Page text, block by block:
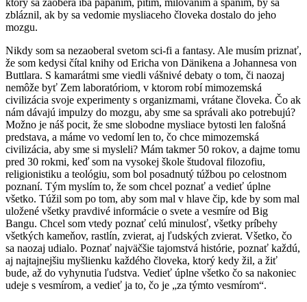
ktorý sa zaoberá iba papaním, pitím, milovaním a spaním, by sa
zbláznil, ak by sa vedomie mysliaceho človeka dostalo do jeho
mozgu.
Nikdy som sa nezaoberal svetom sci-fi a fantasy. Ale musím priznať,
že som kedysi čítal knihy od Ericha von Dänikena a Johannesa von
Buttlara. S kamarátmi sme viedli vášnivé debaty o tom, či naozaj
nemôže byť Zem laboratóriom, v ktorom robí mimozemská
civilizácia svoje experimenty s organizmami, vrátane človeka. Čo ak
nám dávajú impulzy do mozgu, aby sme sa správali ako potrebujú?
Možno je náš pocit, že sme slobodne mysliace bytosti len falošná
predstava, a máme vo vedomí len to, čo chce mimozemská
civilizácia, aby sme si mysleli? Mám takmer 50 rokov, a dajme tomu
pred 30 rokmi, keď som na vysokej škole študoval filozofiu,
religionistiku a teológiu, som bol posadnutý túžbou po celostnom
poznaní. Tým myslím to, že som chcel poznať a vedieť úplne
všetko. Túžil som po tom, aby som mal v hlave čip, kde by som mal
uložené všetky pravdivé informácie o svete a vesmíre od Big
Bangu. Chcel som vtedy poznať celú minulosť, všetky príbehy
všetkých kameňov, rastlín, zvierat, aj ľudských zvierat. Všetko, čo
sa naozaj udialo. Poznať najväčšie tajomstvá histórie, poznať každú,
aj najtajnejšiu myšlienku každého človeka, ktorý kedy žil, a žiť
bude, až do vyhynutia ľudstva. Vedieť úplne všetko čo sa nakoniec
udeje s vesmírom, a vedieť ja to, čo je „za týmto vesmírom“.